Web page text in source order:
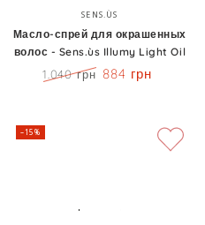
Бренд:
SENS.ÙS
Масло-спрей для окрашенных
волос - Sens.ùs Illumy Light Oil
1.040 грн 884 грн
–15%